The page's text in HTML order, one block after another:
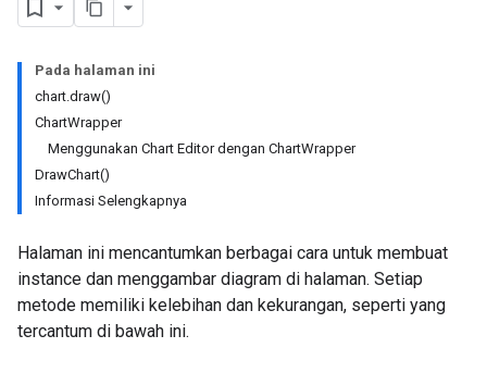
Pada halaman ini
chart.draw()
ChartWrapper
Menggunakan Chart Editor dengan ChartWrapper
DrawChart()
Informasi Selengkapnya
Halaman ini mencantumkan berbagai cara untuk membuat
instance dan menggambar diagram di halaman. Setiap
metode memiliki kelebihan dan kekurangan, seperti yang
tercantum di bawah ini.